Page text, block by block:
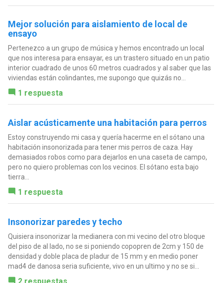
Mejor solución para aislamiento de local de
ensayo
Pertenezco a un grupo de música y hemos encontrado un local
que nos interesa para ensayar, es un trastero situado en un patio
interior cuadrado de unos 60 metros cuadrados y al saber que las
viviendas están colindantes, me supongo que quizás no...
1 respuesta
Aislar acústicamente una habitación para perros
Estoy construyendo mi casa y quería hacerme en el sótano una
habitación insonorizada para tener mis perros de caza. Hay
demasiados robos como para dejarlos en una caseta de campo,
pero no quiero problemas con los vecinos. El sótano esta bajo
tierra...
1 respuesta
Insonorizar paredes y techo
Quisiera insonorizar la medianera con mi vecino del otro bloque
del piso de al lado, no se si poniendo copopren de 2cm y 150 de
densidad y doble placa de pladur de 15 mm y en medio poner
mad4 de danosa seria suficiente, vivo en un ultimo y no se si...